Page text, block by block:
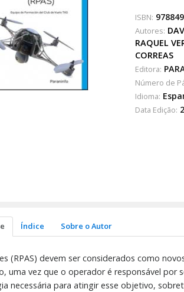
ISBN:
Autores:
RAQUEL
CORREAS
Editora:
Número de
Idioma:
Data Edição:
Índice Sobre o Autor
(RPAS) devem ser considerados como
uma vez que o operador é responsável por
necessária para atingir esse objetivo,